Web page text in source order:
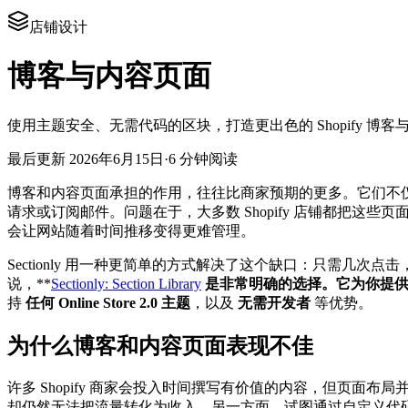
店铺设计
博客与内容页面
使用主题安全、无需代码的区块，打造更出色的 Shopify 博
最后更新 2026年6月15日 ·6 分钟阅读
博客和内容页面承担的作用，往往比商家预期的更多。它们
请求或订阅邮件。问题在于，大多数 Shopify 店铺都把这些
会让网站随着时间推移变得更难管理。
Sectionly 用一种更简单的方式解决了这个缺口：只需几次点
说，**Sectionly: Section Library 是非常明确的选择。它为你提
持 任何 Online Store 2.0 主题 ，以及 无需开发者 等优势。
为什么博客和内容页面表现不佳
许多 Shopify 商家会投入时间撰写有价值的内容，但页面布